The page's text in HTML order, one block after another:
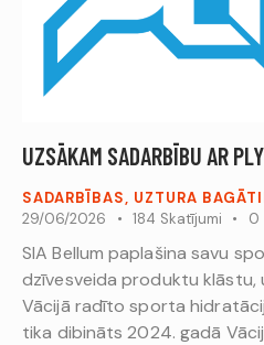
UZSĀKAM SADARBĪBU AR
SADARBĪBAS, UZTURA
29/06/2026
184 Skatījumi 0
SIA Bellum paplašina savu
dzīvesveida produktu klāstu,
Vācijā radīto sporta
tika dibināts 2024. gadā